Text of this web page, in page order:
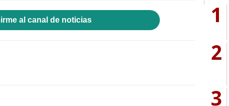
al canal de noticias 1
2
3